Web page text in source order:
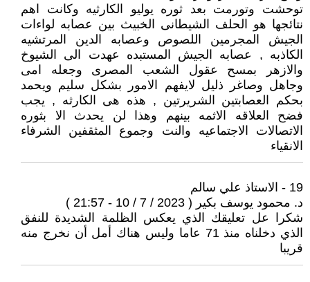
توحشت وتورمت بعد ثوره يوليو الكارثيه وكانت اهم
نتائجها هو الحلف الشيطانى الخبيث بين عصابه لواءات
الجيش المجرمين اللصوص وعصابه الدين المرتشيه
الكاذبه , عصابه الجيش المستبده عهدت الى الشيوخ
والازهر بمسح عقول الشعب المصرى وجعله امى
وجاهل وصاغر ذليل لايفهم الامور بشكل سليم ويحمد
بحكم العصابتين الشريرتين , هذه هى الكارثه , يجب
فضح العلاقه الاثمه بينهم وهذا لن يحدث الا بثوره
الاتصالات الاجتماعيه والنت وجموع المثقفين الشرفاء
الانقياء
19 - الاستاذ علي سالم
د. محمود يوسف بكير ( 2023 / 7 / 10 - 21:57 )
شكرا عل تعليقك الذي يعكس الظلمة الشديدة للنفق
الذي دخلناه منذ 71 عاما وليس هناك أمل أن نخرج منه
قريبا